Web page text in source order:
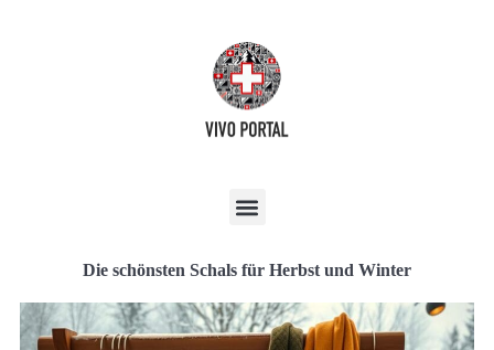
Die schönsten Schals für Herbst und Winter